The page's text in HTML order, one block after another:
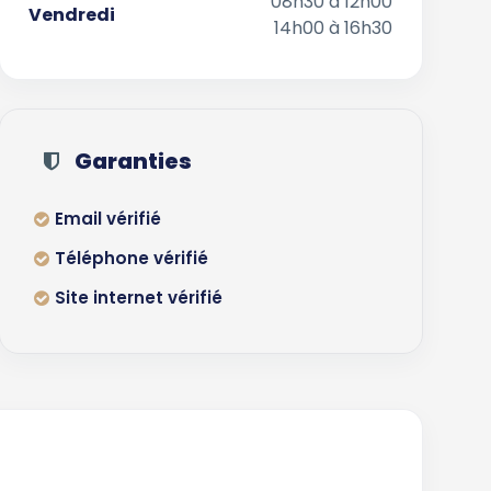
Vendredi
14h00 à 16h30
Garanties
Email vérifié
Téléphone vérifié
Site internet vérifié